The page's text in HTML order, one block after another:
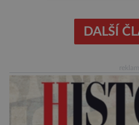
zárodky zbraní typických
Pavouci, štíři či klíšťata
chelicerami, které u nich
DALŠÍ